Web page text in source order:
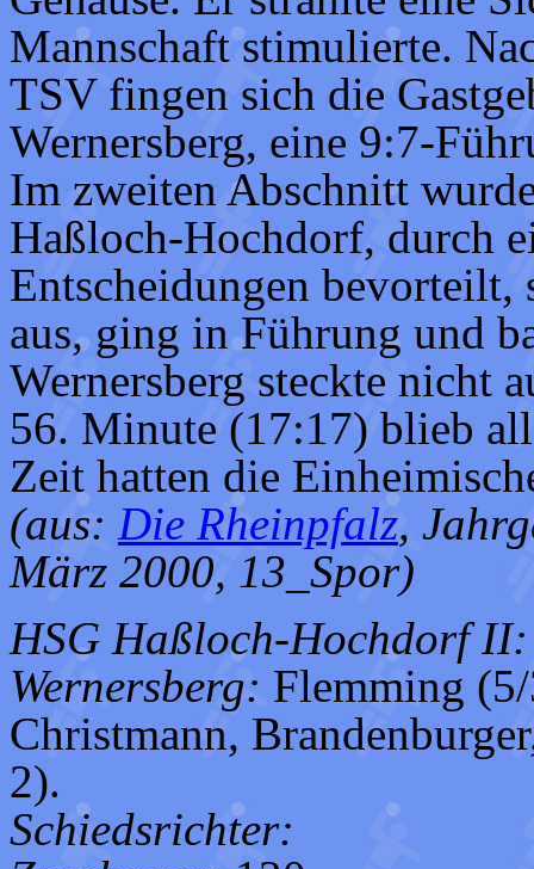
Mannschaft stimulierte.
TSV fingen sich die
Wernersberg, eine 9:7-
Im zweiten Abschnitt
Haßloch-Hochdorf, durch
Entscheidungen
aus, ging in Führung und
Wernersberg steckte nicht
56. Minute (17:17) blieb
Zeit hatten die
(aus: Die Rheinpfalz,
März 2000, 13_Spor)
HSG Haßloch-Hochdorf II:
Wernersberg: Flemming
Christmann,
2).
Schiedsrichter: